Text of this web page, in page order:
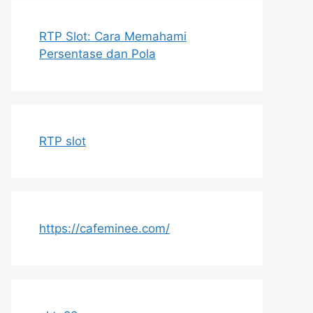
RTP Slot: Cara Memahami
Persentase dan Pola
RTP slot
https://cafeminee.com/